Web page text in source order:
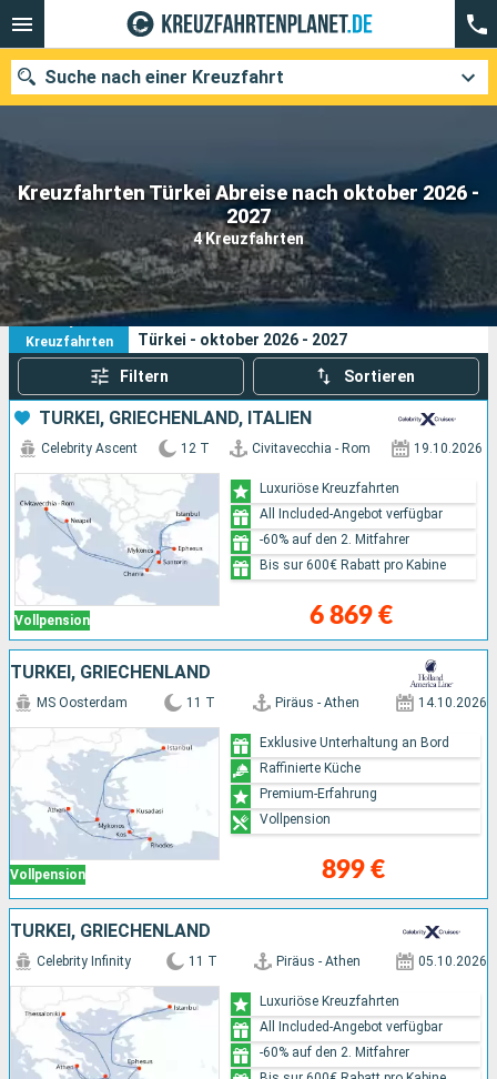
Kreuzfahrten Türkei Abreise nach oktober 2026 -
2027
4 Kreuzfahrten
Suche nach einer Kreuzfahrt
Unsere Ziele
Abfahrtsmonat
Häfen Reedereien
Suchen
4
Kreuzfahrten
Ihre Suchkriterien:
Türkei - oktober 2026 - 2027
Filtern Sortieren
TÜRKEI, GRIECHENLAND, ITALIEN
Vollpension
Celebrity Ascent 12 T Civitavecchia - Rom 19.10.2026
6 869 €
Luxuriöse Kreuzfahrten
All Included-Angebot verfügbar
-60% auf den 2. Mitfahrer
Bis sur 600€ Rabatt pro Kabine
TÜRKEI, GRIECHENLAND
Vollpension
MS Oosterdam 11 T Piräus - Athen 14.10.2026
899 €
Exklusive Unterhaltung an Bord
Raffinierte Küche
Premium-Erfahrung
Vollpension
TÜRKEI, GRIECHENLAND
Celebrity Infinity 11 T Piräus - Athen 05.10.2026
Luxuriöse Kreuzfahrten
All Included-Angebot verfügbar
-60% auf den 2. Mitfahrer